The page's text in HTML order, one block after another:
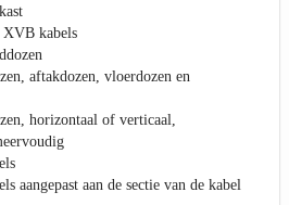
kabels
aftakdozen, vloerdozen en
horizontaal of verticaal,
aangepast aan de sectie van de kabel